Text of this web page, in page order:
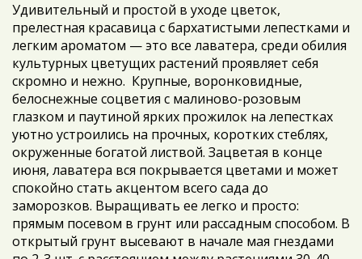
Удивительный и простой в уходе цветок,
прелестная красавица с бархатистыми лепестками и
легким ароматом — это все лаватера, среди обилия
культурных цветущих растений проявляет себя
скромно и нежно. Крупные, воронковидные,
белоснежные соцветия с малиново-розовым
глазком и паутиной ярких прожилок на лепестках
уютно устроились на прочных, коротких стеблях,
окруженные богатой листвой. Зацветая в конце
июня, лаватера вся покрывается цветами и может
спокойно стать акцентом всего сада до
заморозков. Выращивать ее легко и просто:
прямым посевом в грунт или рассадным способом. В
открытый грунт высевают в начале мая гнездами